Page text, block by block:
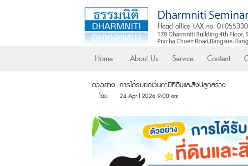
Home About Us Service Content
ตัวอย่าง...การได้รับยกเว้นภาษีที่ดินและสิ่งปลูกสร้าง
โดย 24 April 2026 9:00 am